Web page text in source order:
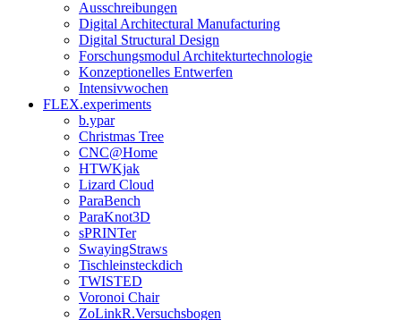
Ausschreibungen
Digital Architectural Manufacturing
Digital Structural Design
Forschungsmodul Architekturtechnologie
Konzeptionelles Entwerfen
Intensivwochen
FLEX.experiments
b.ypar
Christmas Tree
CNC@Home
HTWKjak
Lizard Cloud
ParaBench
ParaKnot3D
sPRINTer
SwayingStraws
Tischleinsteckdich
TWISTED
Voronoi Chair
ZoLinkR.Versuchsbogen